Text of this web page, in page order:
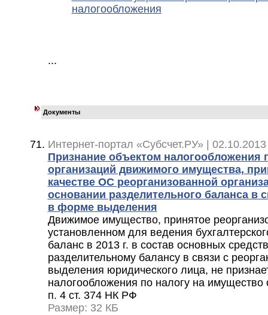
налогообложения
...
Документы
Интернет-портал «Субсчет.РУ» |
Признание объектом налогообложения
организаций движимого имущества,
качестве ОС реорганизованной
основании разделительного баланса в
в форме выделения
Движимое имущество, принятое
установленном для ведения
баланс в 2013 г. в состав основных
разделительному балансу в связи с
выделения юридического лица, не
налогообложения по налогу на имущество
п. 4 ст. 374 НК РФ
Размер: 32 КБ